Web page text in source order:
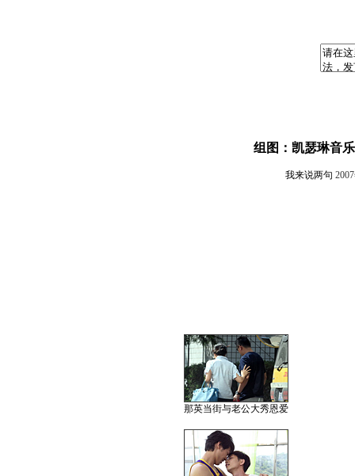
组图：凯瑟琳音
我来说两句
那英当街与老公大秀恩爱